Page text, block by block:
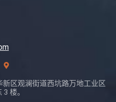
区观澜街道西坑路万地工业区
3 楼。